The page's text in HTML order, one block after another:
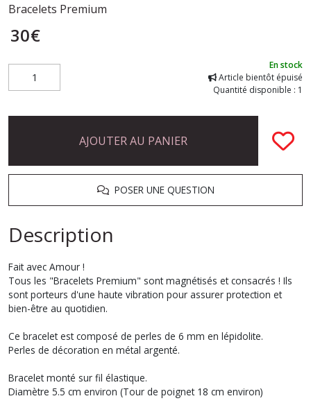
Bracelets Premium
30€
En stock
Article bientôt épuisé
Quantité disponible : 1
AJOUTER AU PANIER
POSER UNE QUESTION
Description
Fait avec Amour !
Tous les "Bracelets Premium" sont magnétisés et consacrés ! Ils
sont porteurs d'une haute vibration pour assurer protection et
bien-être au quotidien.
Ce bracelet est composé de perles de 6 mm en lépidolite.
Perles de décoration en métal argenté.
Bracelet monté sur fil élastique.
Diamètre 5.5 cm environ (Tour de poignet 18 cm environ)